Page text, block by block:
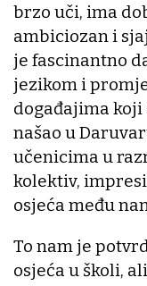
brzo uči, ima
ambiciozan i
je fascinantno
jezikom i
događajima koji
našao u
učenicima u
kolektiv,
osjeća među
To nam je
osjeća u školi,